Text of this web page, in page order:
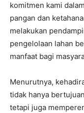
komitmen kami
pangan dan
melakukan
pengelolaan lahan
manfaat bagi
Menurutnya,
tidak hanya
tetapi juga